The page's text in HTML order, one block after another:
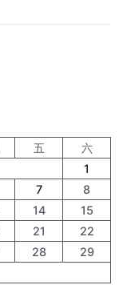
五
六
1
7
8
14
15
21
22
28
29